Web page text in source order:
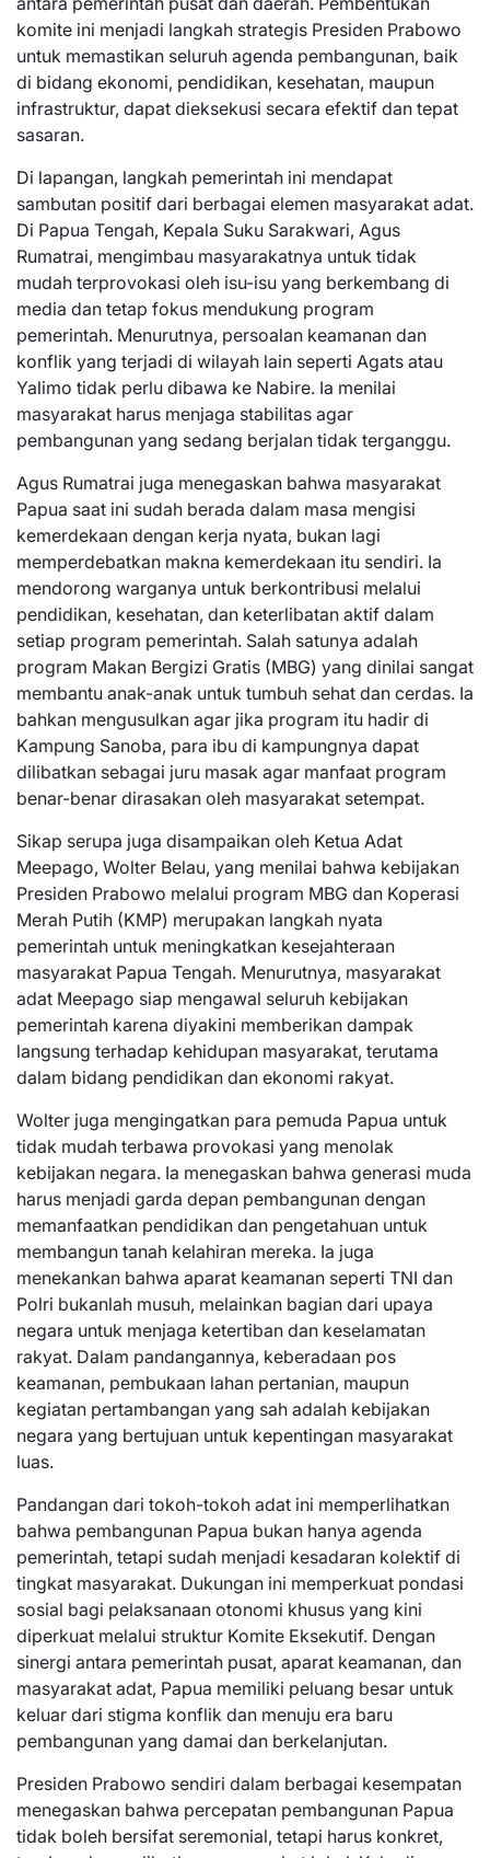
komite ini menjadi langkah strategis Presiden Prabowo
untuk memastikan seluruh agenda pembangunan, baik
di bidang ekonomi, pendidikan, kesehatan, maupun
infrastruktur, dapat dieksekusi secara efektif dan tepat
sasaran.
Di lapangan, langkah pemerintah ini mendapat
sambutan positif dari berbagai elemen masyarakat adat.
Di Papua Tengah, Kepala Suku Sarakwari, Agus
Rumatrai, mengimbau masyarakatnya untuk tidak
mudah terprovokasi oleh isu-isu yang berkembang di
media dan tetap fokus mendukung program
pemerintah. Menurutnya, persoalan keamanan dan
konflik yang terjadi di wilayah lain seperti Agats atau
Yalimo tidak perlu dibawa ke Nabire. Ia menilai
masyarakat harus menjaga stabilitas agar
pembangunan yang sedang berjalan tidak terganggu.
Agus Rumatrai juga menegaskan bahwa masyarakat
Papua saat ini sudah berada dalam masa mengisi
kemerdekaan dengan kerja nyata, bukan lagi
memperdebatkan makna kemerdekaan itu sendiri. Ia
mendorong warganya untuk berkontribusi melalui
pendidikan, kesehatan, dan keterlibatan aktif dalam
setiap program pemerintah. Salah satunya adalah
program Makan Bergizi Gratis (MBG) yang dinilai sangat
membantu anak-anak untuk tumbuh sehat dan cerdas. Ia
bahkan mengusulkan agar jika program itu hadir di
Kampung Sanoba, para ibu di kampungnya dapat
dilibatkan sebagai juru masak agar manfaat program
benar-benar dirasakan oleh masyarakat setempat.
Sikap serupa juga disampaikan oleh Ketua Adat
Meepago, Wolter Belau, yang menilai bahwa kebijakan
Presiden Prabowo melalui program MBG dan Koperasi
Merah Putih (KMP) merupakan langkah nyata
pemerintah untuk meningkatkan kesejahteraan
masyarakat Papua Tengah. Menurutnya, masyarakat
adat Meepago siap mengawal seluruh kebijakan
pemerintah karena diyakini memberikan dampak
langsung terhadap kehidupan masyarakat, terutama
dalam bidang pendidikan dan ekonomi rakyat.
Wolter juga mengingatkan para pemuda Papua untuk
tidak mudah terbawa provokasi yang menolak
kebijakan negara. Ia menegaskan bahwa generasi muda
harus menjadi garda depan pembangunan dengan
memanfaatkan pendidikan dan pengetahuan untuk
membangun tanah kelahiran mereka. Ia juga
menekankan bahwa aparat keamanan seperti TNI dan
Polri bukanlah musuh, melainkan bagian dari upaya
negara untuk menjaga ketertiban dan keselamatan
rakyat. Dalam pandangannya, keberadaan pos
keamanan, pembukaan lahan pertanian, maupun
kegiatan pertambangan yang sah adalah kebijakan
negara yang bertujuan untuk kepentingan masyarakat
luas.
Pandangan dari tokoh-tokoh adat ini memperlihatkan
bahwa pembangunan Papua bukan hanya agenda
pemerintah, tetapi sudah menjadi kesadaran kolektif di
tingkat masyarakat. Dukungan ini memperkuat pondasi
sosial bagi pelaksanaan otonomi khusus yang kini
diperkuat melalui struktur Komite Eksekutif. Dengan
sinergi antara pemerintah pusat, aparat keamanan, dan
masyarakat adat, Papua memiliki peluang besar untuk
keluar dari stigma konflik dan menuju era baru
pembangunan yang damai dan berkelanjutan.
Presiden Prabowo sendiri dalam berbagai kesempatan
menegaskan bahwa percepatan pembangunan Papua
tidak boleh bersifat seremonial, tetapi harus konkret,